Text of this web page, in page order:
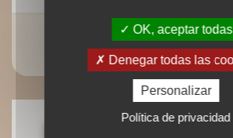
70 recettes pour
Corinne Dejean Béatrice Vigot-
OK, aceptar todas
Denegar todas las
Personalizar
Política de privacidad